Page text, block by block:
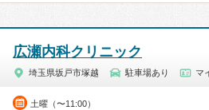
広瀬内科クリニック
埼玉県坂戸市塚越 駐車場あり マ
土曜（〜11:00）